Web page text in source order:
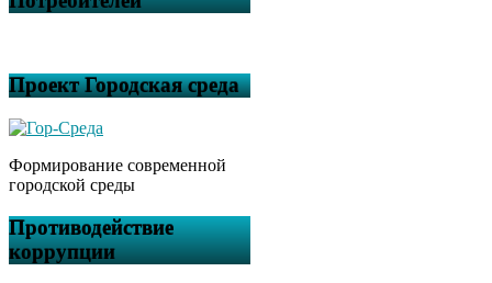
Проект Городская среда
Формирование современной
городской среды
Противодействие
коррупции